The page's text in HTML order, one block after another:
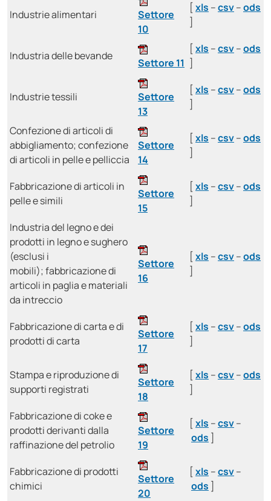
Industrie alimentari
Settore
10
[xls –csv–ods
]
Industria delle bevande
Settore 11
[xls –csv–ods
]
Industrie tessili
Settore
13
[xls –csv–ods
]
Confezione di articoli di
abbigliamento; confezione
di articoli in pelle e pelliccia
Settore
14
[xls –csv–ods
]
Fabbricazione di articoli in
pelle e simili
Settore
15
[xls –csv–ods
]
Industria del legno e dei
prodotti in legno e sughero
(esclusi i
mobili); fabbricazione di
articoli in paglia e materiali
da intreccio
Settore
16
[xls –csv–ods
]
Fabbricazione di carta e di
prodotti di carta
Settore
17
[xls –csv–ods
]
Stampa e riproduzione di
supporti registrati
Settore
18
[xls –csv–ods
]
Fabbricazione di coke e
prodotti derivanti dalla
raffinazione del petrolio
Settore
19
[xls –csv–
ods ]
Fabbricazione di prodotti
chimici
Settore
20
[xls –csv–
ods ]